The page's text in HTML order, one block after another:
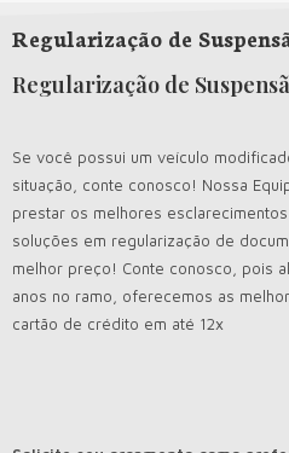
Regularização de
Regularização de
Se você possui um veículo
situação, conte conosco! Nossa
prestar os melhores
soluções em regularização de
melhor preço! Conte conosco, pois
anos no ramo, oferecemos as
cartão de crédito em até 12x